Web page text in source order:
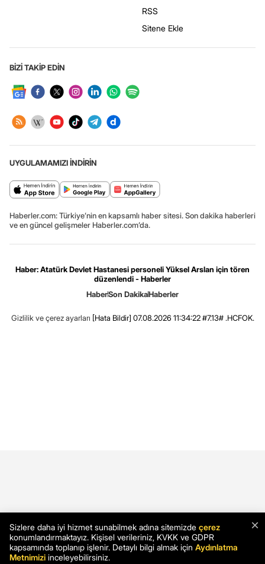
RSS
Sitene Ekle
BİZİ TAKİP EDİN
UYGULAMAMIZI İNDİRİN
Haberler.com: Türkiye’nin en kapsamlı haber sitesi. Son dakika haberleri
ve en güncel gelişmeler Haberler.com’da.
Haber: Atatürk Devlet Hastanesi personeli Yüksel Arslan için tören
düzenlendi - Haberler
HaberSon DakikaHaberler
Gizlilik ve çerez ayarları [Hata Bildir] 07.08.2026 11:34:22 #7.13# .HCFOK.
×
Sizlere daha iyi hizmet sunabilmek adına sitemizde çerez
konumlandırmaktayız. Kişisel verileriniz, KVKK ve GDPR
kapsamında toplanıp işlenir. Detaylı bilgi almak için Aydınlatma
Metnimizi inceleyebilirsiniz.